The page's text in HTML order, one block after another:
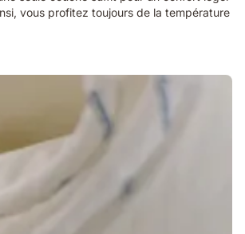
vous profitez toujours de la température